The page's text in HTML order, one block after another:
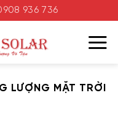
936 736
LƯỢNG MẶT TRỜI